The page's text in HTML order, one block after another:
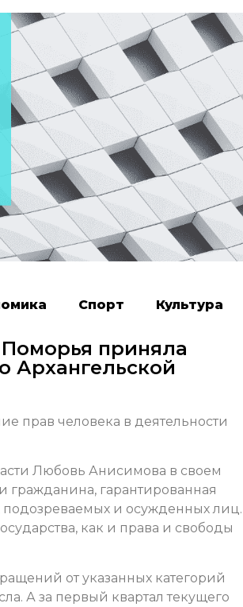
Спорт Культура
приняла
Архангельской
прав человека в деятельности
Любовь Анисимова в своем
гражданина, гарантированная
подозреваемых и осужденных лиц.
как и права и свободы
от указанных категорий
А за первый квартал текущего